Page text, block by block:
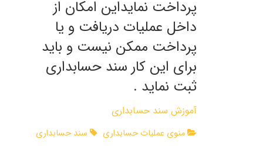
پرداخت نمایداین امکان از
داخل عملیات دریافت و یا
پرداخت ممکن نیست و باید
برای این کار سند حسابداری
ثبت نماید .
آموزش سند حسابداری
منوی عملیات حسابداری سند حسابداری